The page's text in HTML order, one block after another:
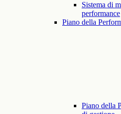
Sistema di
performance
Piano della
Piano della